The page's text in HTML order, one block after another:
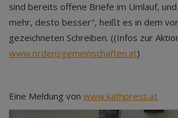
sind bereits offene Briefe im Umlauf,
mehr, desto besser", heißt es in dem
gezeichneten Schreiben. ((Infos zur
www.ordensgemeinschaften.at)
Eine Meldung von www.kathpress.at